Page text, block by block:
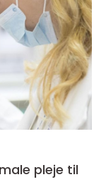
pleje til